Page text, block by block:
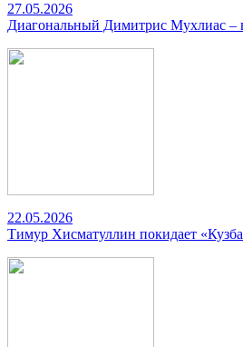
27.05.2026
Диагональный Димитрис Мухлиас –
22.05.2026
Тимур Хисматуллин покидает